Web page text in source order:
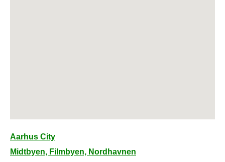
Aarhus City
Midtbyen, Filmbyen, Nordhavnen